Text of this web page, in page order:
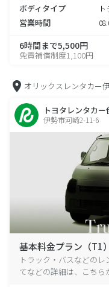
ボディタイプ
営業時間
6時間まで5,500円
免責補償制度1,100円
オリックスレンタカー
トヨタレンタカー
伊勢市河崎2-11-6
基本料金プラン（T1）
トラック・バスなどの
てなどの詳細は、こちら